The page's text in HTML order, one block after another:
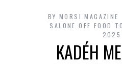
BY MORSI MAGAZINE
SALONE OFF FOOD
2025
KADÉH